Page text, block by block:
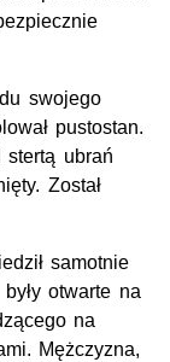
swojego
pustostan.
stertą ubrań
Został
samotnie
otwarte na
na
Mężczyzna,